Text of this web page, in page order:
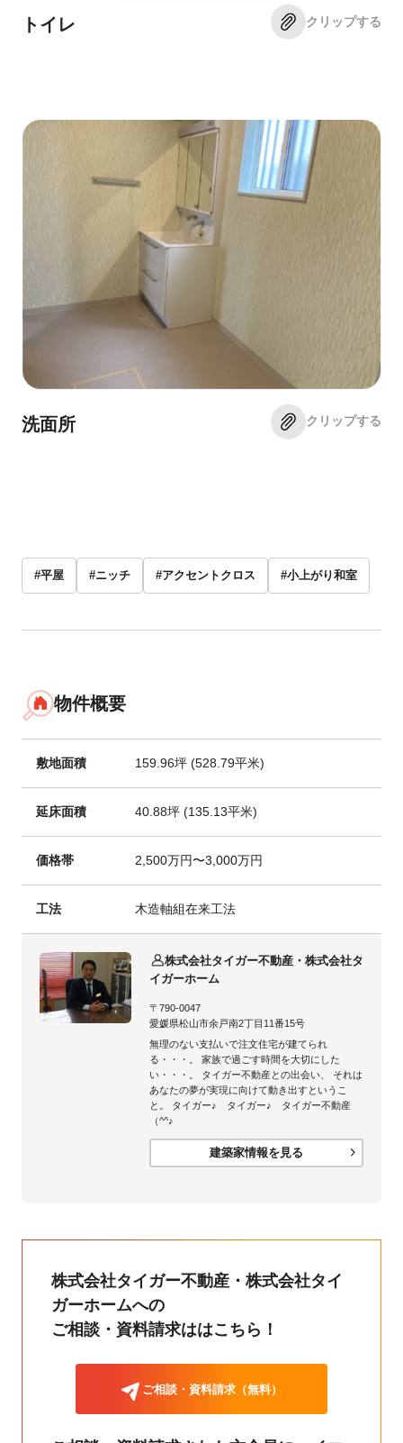
トイレ クリップする
洗面所 クリップする
#平屋 #ニッチ #アクセントクロス #小上がり和室
物件概要
敷地面積 159.96坪 (528.79平米)
延床面積 40.88坪 (135.13平米)
価格帯 2,500万円〜3,000万円
工法 木造軸組在来工法
株式会社タイガー不動産・株式会社タ
イガーホーム
〒790-0047
愛媛県松山市余戸南2丁目11番15号
無理のない支払いで注文住宅が建てられ
る・・・。 家族で過ごす時間を大切にした
い・・・。 タイガー不動産との出会い、 それは
あなたの夢が実現に向けて動き出すというこ
と。 タイガー♪ タイガー♪ タイガー不動産
（^^♪
建築家情報を見る
株式会社タイガー不動産・株式会社タイ
ガーホームへの
ご相談・資料請求ははこちら！
ご相談・資料請求（無料）